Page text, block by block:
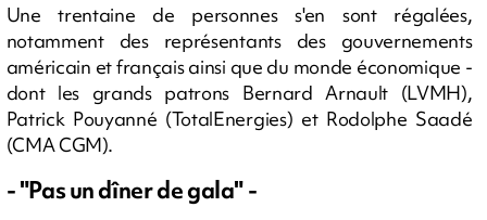
Une trentaine de personnes s'en sont régalées,
notamment des représentants des gouvernements
américain et français ainsi que du monde économique -
dont les grands patrons Bernard Arnault (LVMH),
Patrick Pouyanné (TotalEnergies) et Rodolphe Saadé
(CMA CGM).
- "Pas un dîner de gala" -